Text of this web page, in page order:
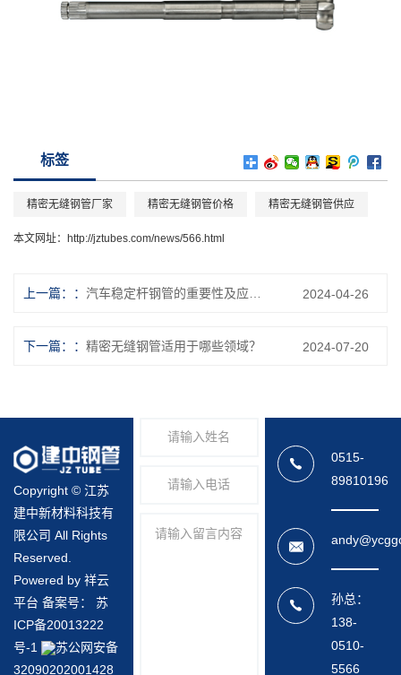
标签
精密无缝钢管厂家 精密无缝钢管价格 精密无缝钢管供应
本文网址： http://jztubes.com/news/566.html
上一篇： 2024-04-26
下一篇： 精密无缝钢管适用于哪些领域？ 2024-07-20
Copyright © 江苏
建中新材料科技有
限公司 All Rights
Reserved.
Powered by 祥云
平台 备案号： 苏
ICP备20013222
号-1
苏公网安备
32090202001428
0515-
89810196
孙总：
138-
0510-
5566